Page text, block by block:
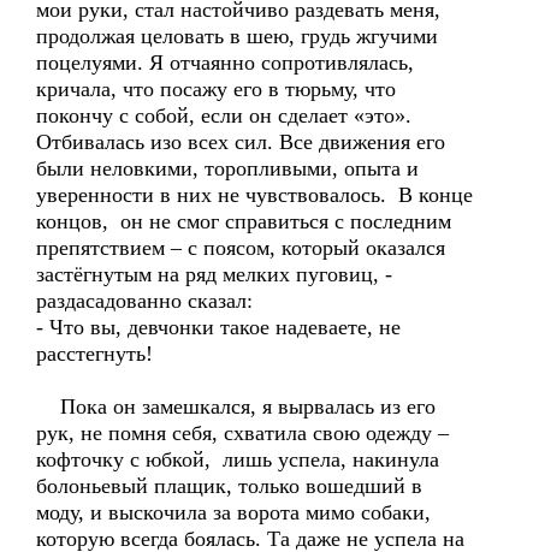
мои руки, стал настойчиво раздевать меня,
продолжая целовать в шею, грудь жгучими
поцелуями. Я отчаянно сопротивлялась,
кричала, что посажу его в тюрьму, что
покончу с собой, если он сделает «это».
Отбивалась изо всех сил. Все движения его
были неловкими, торопливыми, опыта и
уверенности в них не чувствовалось. В конце
концов, он не смог справиться с последним
препятствием – с поясом, который оказался
застёгнутым на ряд мелких пуговиц, -
раздасадованно сказал:
- Что вы, девчонки такое надеваете, не
расстегнуть!
Пока он замешкался, я вырвалась из его
рук, не помня себя, схватила свою одежду –
кофточку с юбкой, лишь успела, накинула
болоньевый плащик, только вошедший в
моду, и выскочила за ворота мимо собаки,
которую всегда боялась. Та даже не успела на